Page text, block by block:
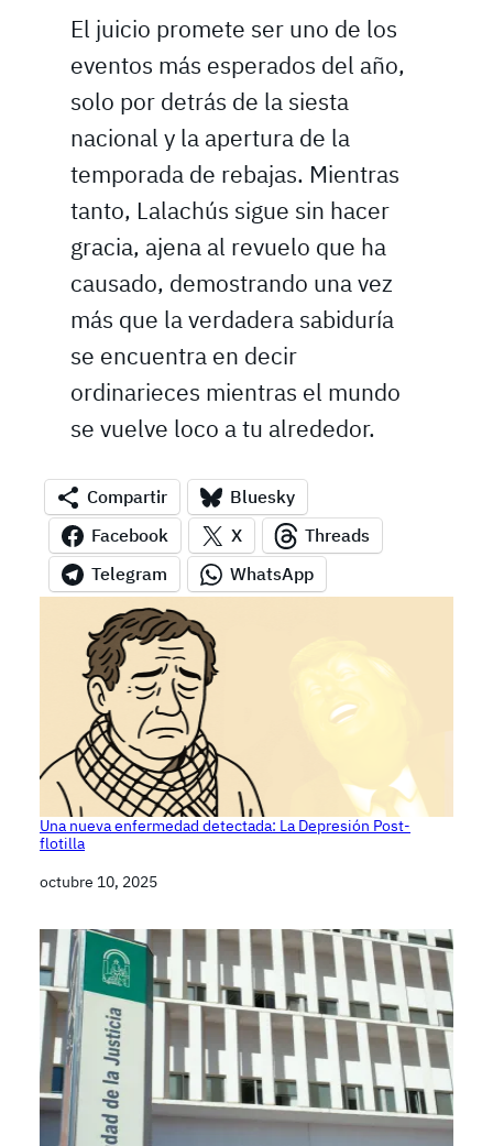
El juicio promete ser uno de los
eventos más esperados del año,
solo por detrás de la siesta
nacional y la apertura de la
temporada de rebajas. Mientras
tanto, Lalachús sigue sin hacer
gracia, ajena al revuelo que ha
causado, demostrando una vez
más que la verdadera sabiduría
se encuentra en decir
ordinarieces mientras el mundo
se vuelve loco a tu alrededor.
Compartir
Bluesky
Facebook
X
Threads
Telegram
WhatsApp
Una nueva enfermedad detectada: La Depresión Post-
flotilla
Fecha
octubre 10, 2025